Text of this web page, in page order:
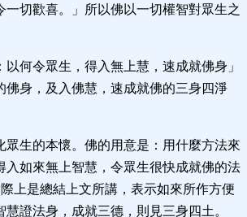
一切歡喜。」所以佛以一切權智對眾生之
以何令眾生，得入無上慧，速成就佛身」
佛身，及入佛慧，速成就佛的三身四淨
眾生的本懷。佛的用意是：用什麼方法來
入如來無上智慧，令眾生很快成就佛的法
上是總結上文所講，表示如來所作方便
證法身，成就三德，則見三身四土。